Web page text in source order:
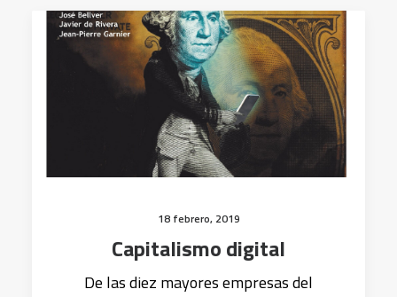
18 febrero, 2019
Capitalismo digital
De las diez mayores empresas del